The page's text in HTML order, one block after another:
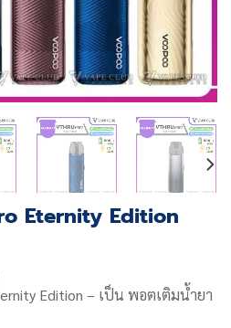
Eternity Edition
Edition – เป็น พอตเติมน้ำยา